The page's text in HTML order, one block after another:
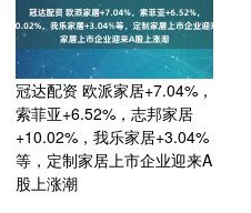
冠达配资 欧派家居+7.04%，
索菲亚+6.52%，志邦家居
+10.02%，我乐家居+3.04%
等，定制家居上市企业迎来A
股上涨潮